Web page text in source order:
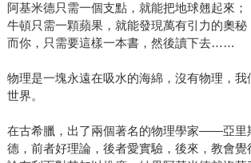
阿基米德只需一個支點，就能把地球翹起來；
牛頓只需一顆蘋果，就能發現萬有引力的奧秘
而你，只需要這樣一本書，然後讀下去……
物理是一塊永遠在吸水的海綿，沒有物理，我
世界。
在古希臘，出了兩個著名的物理學家——亞里
德，前者好理論，後者愛實驗，後來，教會覺